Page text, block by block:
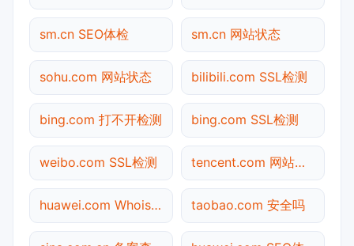
sm.cn SEO体检 sm.cn 网站状态
sohu.com 网站状态 bilibili.com SSL检测
bing.com 打不开检测 bing.com SSL检测
weibo.com SSL检测 tencent.com 网站状态
huawei.com Whois查询 taobao.com 安全吗